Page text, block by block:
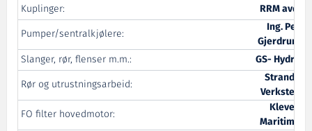
Kuplinger:
RRM avd.
Pumper/sentralkjølere:
Ing. Per
Gjerdrum
Slanger, rør, flenser m.m.:
GS- Hydro
Rør og utrustningsarbeid:
Stranda
Verksted
FO filter hovedmotor:
Kleven
Maritime